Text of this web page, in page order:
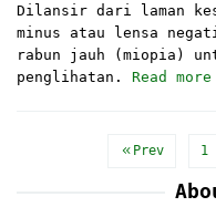
Dilansir dari laman
minus atau lensa
rabun jauh (miopia)
penglihatan. Read more
Prev 1